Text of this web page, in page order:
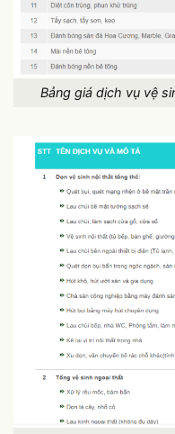
Bảng giá dịch vụ vệ